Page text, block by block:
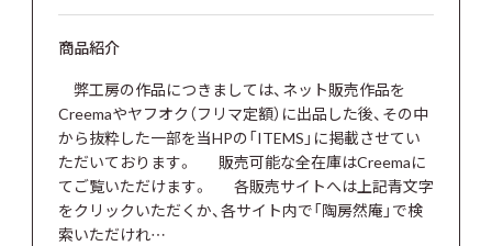
商品紹介
弊工房の作品につきましては、ネット販売作品を
Creemaやヤフオク（フリマ定額）に出品した後、その中
から抜粋した一部を当HPの「ITEMS」に掲載させてい
ただいております。 販売可能な全在庫はCreemaに
てご覧いただけます。 各販売サイトへは上記青文字
をクリックいただくか、各サイト内で「陶房然庵」で検
索いただけれ…